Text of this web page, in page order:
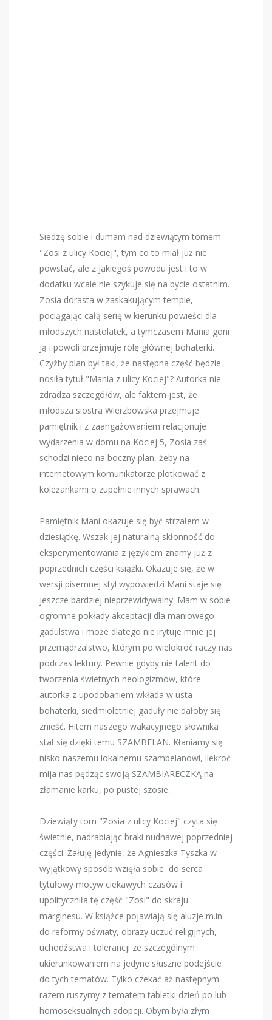
Siedzę sobie i dumam nad dziewiątym tomem
"Zosi z ulicy Kociej", tym co to miał już nie
powstać, ale z jakiegoś powodu jest i to w
dodatku wcale nie szykuje się na bycie ostatnim.
Zosia dorasta w zaskakującym tempie,
pociągając całą serię w kierunku powieści dla
młodszych nastolatek, a tymczasem Mania goni
ją i powoli przejmuje rolę głównej bohaterki.
Czyżby plan był taki, że następna część będzie
nosiła tytuł "Mania z ulicy Kociej"? Autorka nie
zdradza szczegółów, ale faktem jest, że
młodsza siostra Wierzbowska przejmuje
pamiętnik i z zaangażowaniem relacjonuje
wydarzenia w domu na Kociej 5, Zosia zaś
schodzi nieco na boczny plan, żeby na
internetowym komunikatorze plotkować z
koleżankami o zupełnie innych sprawach.
Pamiętnik Mani okazuje się być strzałem w
dziesiątkę. Wszak jej naturalną skłonność do
eksperymentowania z językiem znamy już z
poprzednich części książki. Okazuje się, że w
wersji pisemnej styl wypowiedzi Mani staje się
jeszcze bardziej nieprzewidywalny. Mam w sobie
ogromne pokłady akceptacji dla maniowego
gadulstwa i może dlatego nie irytuje mnie jej
przemądrzalstwo, którym po wielokroć raczy nas
podczas lektury. Pewnie gdyby nie talent do
tworzenia świetnych neologizmów, które
autorka z upodobaniem wkłada w usta
bohaterki, siedmioletniej gaduły nie dałoby się
znieść. Hitem naszego wakacyjnego słownika
stał się dzięki temu SZAMBELAN. Kłaniamy się
nisko naszemu lokalnemu szambelanowi, ilekroć
mija nas pędząc swoją SZAMBIARECZKĄ na
złamanie karku, po pustej szosie.
Dziewiąty tom "Zosia z ulicy Kociej" czyta się
świetnie, nadrabiając braki nudnawej poprzedniej
części. Żałuję jedynie, że Agnieszka Tyszka w
wyjątkowy sposób wzięła sobie do serca
tytułowy motyw ciekawych czasów i
upolityczniła tę część "Zosi" do skraju
marginesu. W książce pojawiają się aluzje m.in.
do reformy oświaty, obrazy uczuć religijnych,
uchodźstwa i tolerancji ze szczególnym
ukierunkowaniem na jedyne słuszne podejście
do tych tematów. Tylko czekać aż następnym
razem ruszymy z tematem tabletki dzień po lub
homoseksualnych adopcji. Obym była złym